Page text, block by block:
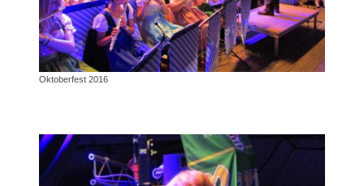
Oktoberfest 2016